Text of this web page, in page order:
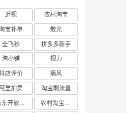
近视
农村淘宝
宝补单
散光
全飞秒
拼多多新手
淘小铺
视力
店评价
痛风
阿里拍卖
淘宝刷流量
京东开放平台
农村淘宝快递